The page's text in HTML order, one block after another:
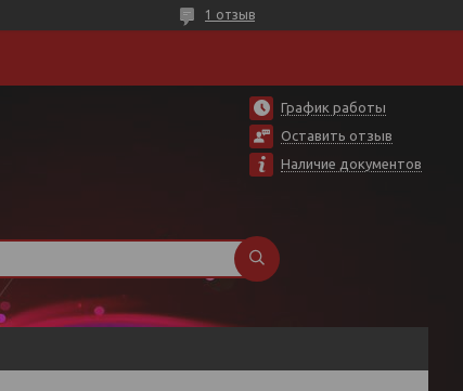
1 отзыв
График работы
Оставить отзыв
Наличие документов